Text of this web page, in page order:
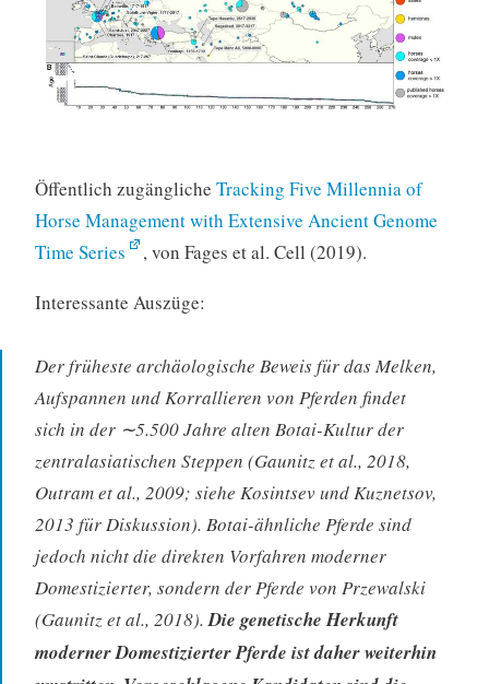
Öffentlich zugängliche Tracking Five Millennia of
Horse Management with Extensive Ancient Genome
Time Series
, von Fages et al. Cell (2019).
Interessante Auszüge:
Der früheste archäologische Beweis für das Melken,
Aufspannen und Korrallieren von Pferden findet
sich in der ∼5.500 Jahre alten Botai-Kultur der
zentralasiatischen Steppen (Gaunitz et al., 2018,
Outram et al., 2009; siehe Kosintsev und Kuznetsov,
2013 für Diskussion). Botai-ähnliche Pferde sind
jedoch nicht die direkten Vorfahren moderner
Domestizierter, sondern der Pferde von Przewalski
(Gaunitz et al., 2018).Die genetische Herkunft
moderner Domestizierter Pferde ist daher weiterhin